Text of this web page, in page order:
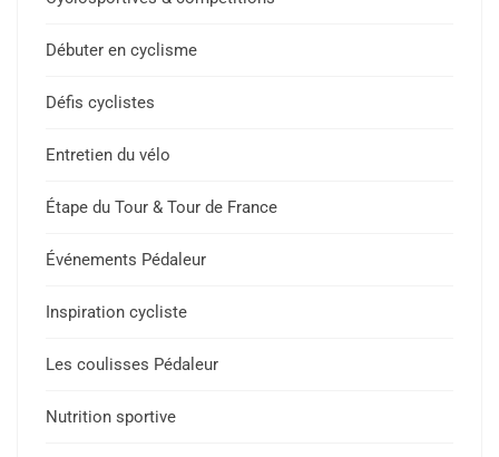
Débuter en cyclisme
Défis cyclistes
Entretien du vélo
Étape du Tour & Tour de France
Événements Pédaleur
Inspiration cycliste
Les coulisses Pédaleur
Nutrition sportive